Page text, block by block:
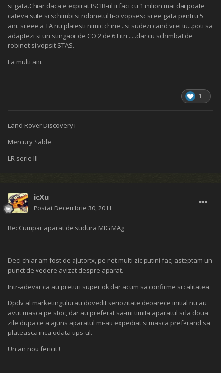
si gata.Chiar daca e expirat ISCIR-ul ii faci cu 1 milion mai dai poate
cateva sute si schimbi si robinetul ti-o vopsesc si ee gata pentru 5
ani. si eee a TA nu platesti nimic chirie ..si sudezi cand vrei tu...poti sa
adaptezi si un stingaor de CO 2 de 6 Litri .....dar cu schimbat de
robinet si vopsit STAS.
La multi ani.
1
Land Rover Discovery I
Mercury Sable
LR serie III
icXu
Postat Decembrie 30, 2011
Re: Cumpar aparat de sudura MIG MAg
Deci chiar am fost de ajutor:x, pe net multi zic putini fac; asteptam un
punct de vedere avizat despre aparat.
Intr-adevar ca au preturi super ok dar acum sa confirme si calitatea.
Dpdv al marketingului au dovedit seriozitate deoarece initial nu au
avut masca pe stoc, dar au preferat sa-mi timita aparatul si la doua
zile dupa ce a ajuns aparatul mi-au expediat si masca preferand sa
plateasca inca odata ups-ul.
Un an nou fericit !